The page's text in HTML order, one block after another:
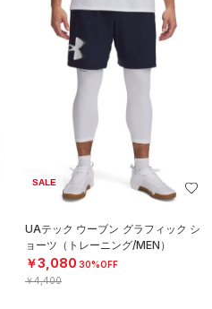
SALE
UAテック ウーブン グラフィック シ
ョーツ（トレーニング/MEN）
￥3,080 30%OFF
￥4,400